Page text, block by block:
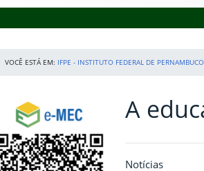
VOCÊ ESTÁ EM: IFPE - INSTITUTO FEDERAL DE PERNAMBUCO
Início da navegação
Consulte o cadastro do Instituto no e-
Início do
A
Notícias